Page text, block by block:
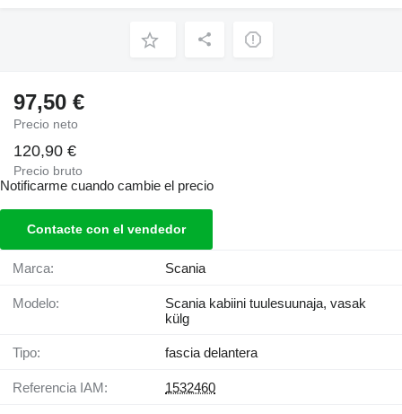
97,50 €
Precio neto
120,90 €
Precio bruto
Notificarme cuando cambie el precio
Contacte con el vendedor
Marca: Scania
Modelo:
Scania kabiini tuulesuunaja, vasak
külg
Tipo: fascia delantera
Referencia IAM: 1532460